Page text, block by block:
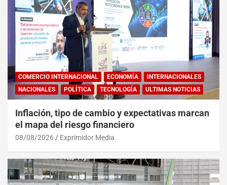
COMERCIO INTERNACIONAL ECONOMÍA
INTERNACIONALES
NACIONALES
POLÍTICA TECNOLOGÍA ULTIMAS NOTICIAS
Inflación, tipo de cambio y expectativas marcan
el mapa del riesgo financiero
08/08/2026 Exprimidor Media